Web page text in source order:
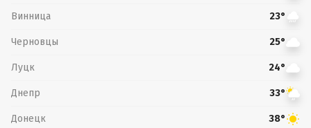
Винница 23°
Черновцы 25°
Луцк 24°
Днепр 33°
Донецк 38°